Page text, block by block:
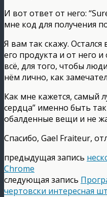
И вот ответ от него:
мне код для получения
Я вам так скажу.
его продукта и от него
всё, для того, чтобы
нём лично, как
Как мне кажется, самый
сердца” именно быть
обалденные вещи и не
Спасибо, Gael Fraiteur,
предыдущая запись
Chrome
следующая запись
чертовски интересная